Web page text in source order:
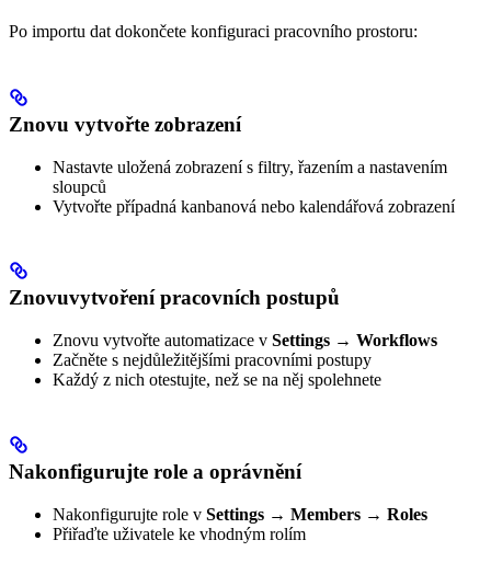
Po importu dat dokončete konfiguraci pracovního prostoru:
Znovu vytvořte zobrazení
Nastavte uložená zobrazení s filtry, řazením a nastavením
sloupců
Vytvořte případná kanbanová nebo kalendářová zobrazení
Znovuvytvoření pracovních postupů
Znovu vytvořte automatizace v Settings → Workflows
Začněte s nejdůležitějšími pracovními postupy
Každý z nich otestujte, než se na něj spolehnete
Nakonfigurujte role a oprávnění
Nakonfigurujte role v Settings → Members → Roles
Přiřaďte uživatele ke vhodným rolím